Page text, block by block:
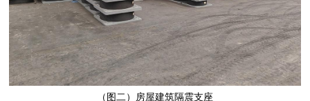
（图二）房屋建筑隔震支座